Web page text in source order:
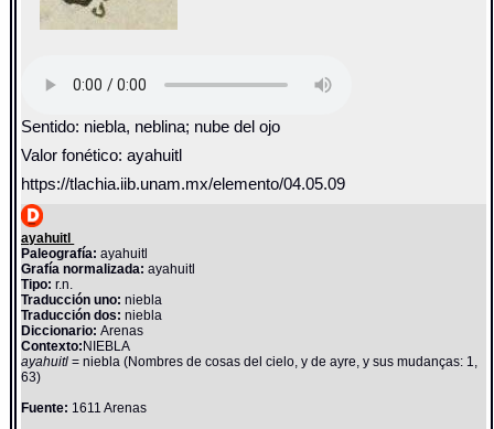
Sentido: niebla, neblina; nube del ojo
Valor fonético: ayahuitl
https://tlachia.iib.unam.mx/elemento/04.05.09
ayahuitl
Paleografía: ayahuitl
Grafía normalizada: ayahuitl
Tipo: r.n.
Traducción uno: niebla
Traducción dos: niebla
Diccionario:Arenas
Contexto: NIEBLA
ayahuitl= niebla (Nombres de cosas del cielo, y de ayre, y sus mudanças: 1,
63)
Fuente: 1611 Arenas